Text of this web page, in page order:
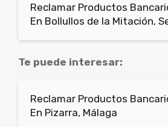
Reclamar Productos
En Bollullos de la Mitación,
Te puede interesar:
Reclamar Productos
En Pizarra, Málaga